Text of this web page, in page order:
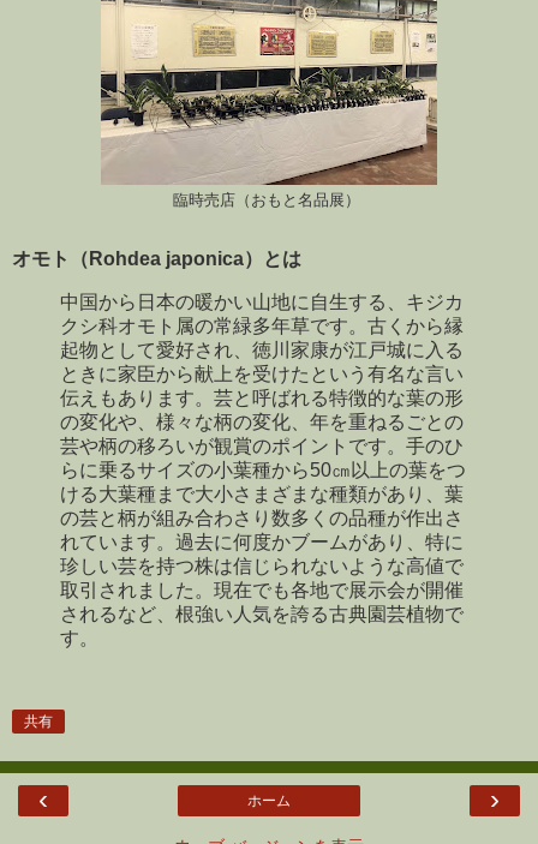
臨時売店（おもと名品展）
オモト（Rohdea japonica）とは
中国から日本の暖かい山地に自生する、キジカ
クシ科オモト属の常緑多年草です。古くから縁
起物として愛好され、徳川家康が江戸城に入る
ときに家臣から献上を受けたという有名な言い
伝えもあります。芸と呼ばれる特徴的な葉の形
の変化や、様々な柄の変化、年を重ねるごとの
芸や柄の移ろいが観賞のポイントです。手のひ
らに乗るサイズの小葉種から50㎝以上の葉をつ
ける大葉種まで大小さまざまな種類があり、葉
の芸と柄が組み合わさり数多くの品種が作出さ
れています。過去に何度かブームがあり、特に
珍しい芸を持つ株は信じられないような高値で
取引されました。現在でも各地で展示会が開催
されるなど、根強い人気を誇る古典園芸植物で
す。
共有
‹ ›
ホーム